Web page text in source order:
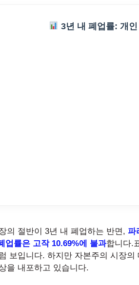
3년 내 폐업률: 개
의 절반이 3년 내 폐업하는 반면, 파
업률은 고작 10.69%에 불과합니다.
보입니다. 하지만 자본주의 시장
을 내포하고 있습니다.